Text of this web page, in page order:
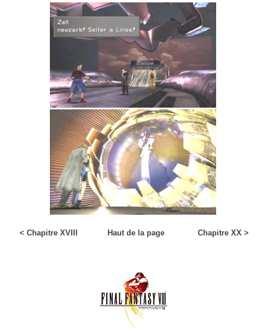
< Chapitre XVIII Haut de la page Chapitre XX >
Alexander
Tomberry